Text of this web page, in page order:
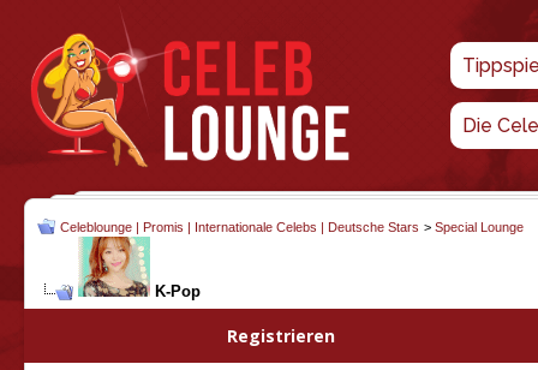
Die
Celeblounge | Promis | Internationale Celebs | Deutsche Stars > Special Lounge
K-Pop
Registrieren